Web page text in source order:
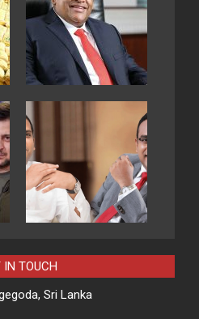
IN TOUCH
Sri Lanka